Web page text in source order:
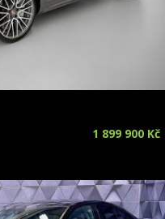
1 899 900 Kč